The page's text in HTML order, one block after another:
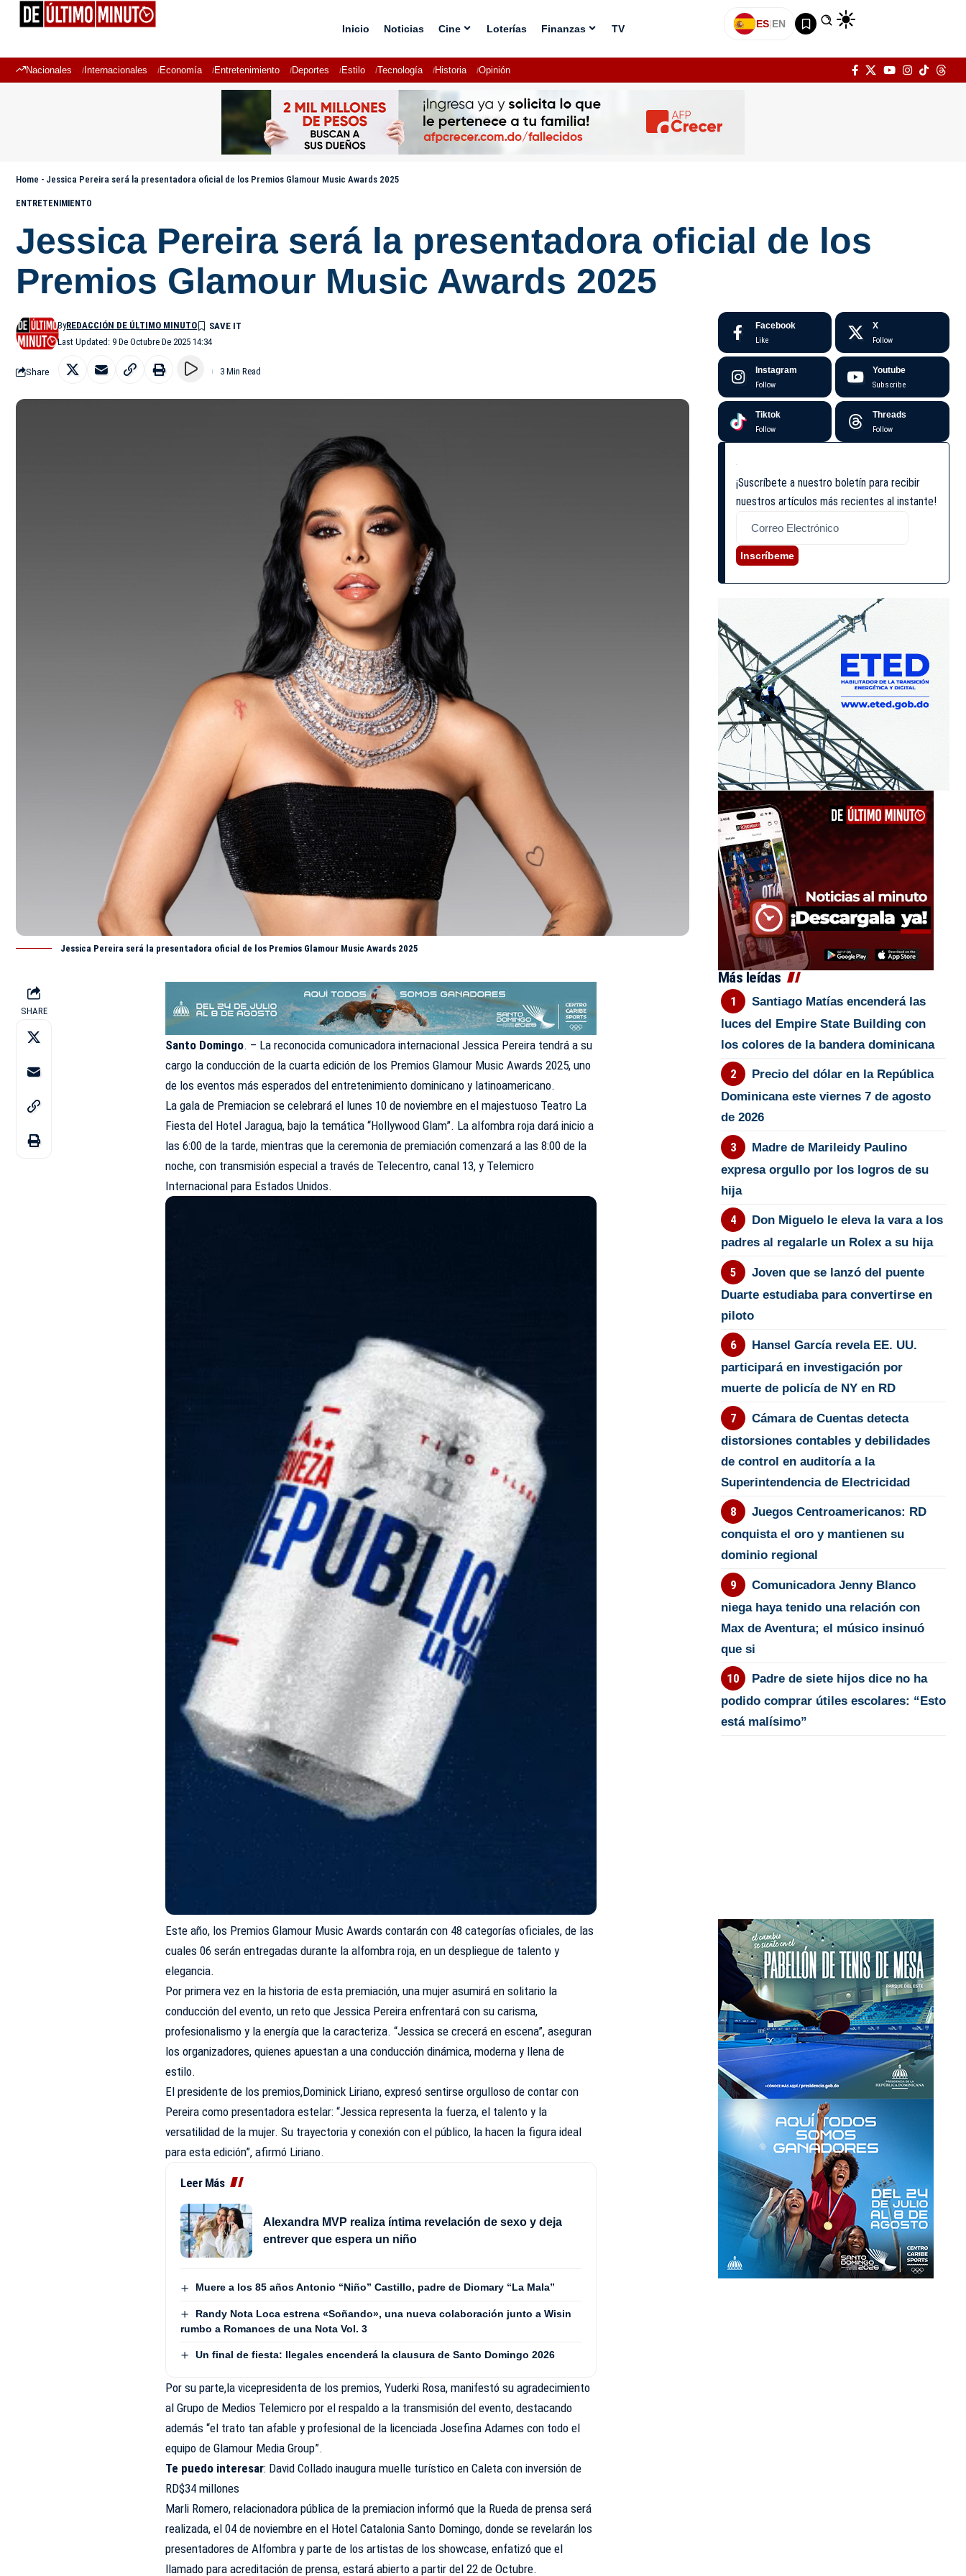
Inicio Noticias Cine Loterías Finanzas TV ES|EN
Nacionales Internacionales Economía Entretenimiento Deportes Estilo Tecnología Historia Opinión
Home - Jessica Pereira será la presentadora oficial de los Premios Glamour Music Awards 2025
ENTRETENIMIENTO
Jessica Pereira será la presentadora oficial de los
Premios Glamour Music Awards 2025
Last Updated: 9 De Octubre De 2025 14:34
ByREDACCIÓN DE ÚLTIMO MINUTO
Share 3 Min Read
Jessica Pereira será la presentadora oficial de los Premios Glamour Music Awards 2025
SHARE
Santo Domingo. – La reconocida comunicadora internacional Jessica Pereira tendrá a su
cargo la conducción de la cuarta edición de los Premios Glamour Music Awards 2025, uno
de los eventos más esperados del entretenimiento dominicano y latinoamericano.
La gala de Premiacion se celebrará el lunes 10 de noviembre en el majestuoso Teatro La
Fiesta del Hotel Jaragua, bajo la temática “Hollywood Glam”. La alfombra roja dará inicio a
las 6:00 de la tarde, mientras que la ceremonia de premiación comenzará a las 8:00 de la
noche, con transmisión especial a través de Telecentro, canal 13, y Telemicro
Internacional para Estados Unidos.
Este año, los Premios Glamour Music Awards contarán con 48 categorías oficiales, de las
cuales 06 serán entregadas durante la alfombra roja, en un despliegue de talento y
elegancia.
Por primera vez en la historia de esta premiación, una mujer asumirá en solitario la
conducción del evento, un reto que Jessica Pereira enfrentará con su carisma,
profesionalismo y la energía que la caracteriza. “Jessica se crecerá en escena”, aseguran
los organizadores, quienes apuestan a una conducción dinámica, moderna y llena de
estilo.
El presidente de los premios,Dominick Liriano, expresó sentirse orgulloso de contar con
Pereira como presentadora estelar: “Jessica representa la fuerza, el talento y la
versatilidad de la mujer. Su trayectoria y conexión con el público, la hacen la figura ideal
para esta edición”, afirmó Liriano.
Leer Más
Alexandra MVP realiza íntima revelación de sexo y deja
entrever que espera un niño
Muere a los 85 años Antonio “Niño” Castillo, padre de Diomary “La Mala”
Randy Nota Loca estrena «Soñando», una nueva colaboración junto a Wisin
rumbo a Romances de una Nota Vol. 3
Un final de fiesta: Ilegales encenderá la clausura de Santo Domingo 2026
Por su parte,la vicepresidenta de los premios, Yuderki Rosa, manifestó su agradecimiento
al Grupo de Medios Telemicro por el respaldo a la transmisión del evento, destacando
además “el trato tan afable y profesional de la licenciada Josefina Adames con todo el
equipo de Glamour Media Group”.
Te puedo interesar: David Collado inaugura muelle turístico en Caleta con inversión de
RD$34 millones
Marli Romero, relacionadora pública de la premiacion informó que la Rueda de prensa será
realizada, el 04 de noviembre en el Hotel Catalonia Santo Domingo, donde se revelarán los
presentadores de Alfombra y parte de los artistas de los showcase, enfatizó que el
llamado para acreditación de prensa, estará abierto a partir del 22 de Octubre.
Facebook
Like
X
Follow
Instagram
Follow
Youtube
Subscribe
Tiktok
Follow
Threads
Follow
¡Suscríbete a nuestro boletín para recibir
nuestros artículos más recientes al instante!
Inscríbeme
Más leídas
Santiago Matías encenderá las
luces del Empire State Building con
los colores de la bandera dominicana
Precio del dólar en la República
Dominicana este viernes 7 de agosto
de 2026
Madre de Marileidy Paulino
expresa orgullo por los logros de su
hija
Don Miguelo le eleva la vara a los
padres al regalarle un Rolex a su hija
Joven que se lanzó del puente
Duarte estudiaba para convertirse en
piloto
Hansel García revela EE. UU.
participará en investigación por
muerte de policía de NY en RD
Cámara de Cuentas detecta
distorsiones contables y debilidades
de control en auditoría a la
Superintendencia de Electricidad
Juegos Centroamericanos: RD
conquista el oro y mantienen su
dominio regional
Comunicadora Jenny Blanco
niega haya tenido una relación con
Max de Aventura; el músico insinuó
que si
Padre de siete hijos dice no ha
podido comprar útiles escolares: “Esto
está malísimo”